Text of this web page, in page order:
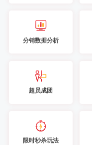
分销数据分析
超员成团
限时秒杀玩法